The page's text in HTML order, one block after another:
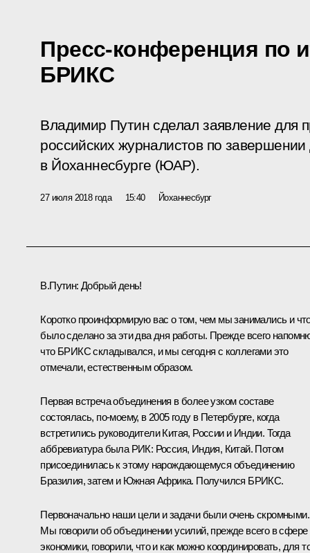
Пресс-конференция по
БРИКС
Владимир Путин сделал заявление для
российских журналистов по
в Йоханнесбурге (ЮАР).
27 июля 2018 года 15:40 Йоханнесбург
В.Путин: Добрый день!
Коротко проинформирую вас о том, чем мы занимались и
было сделано за эти два дня работы. Прежде всего
что БРИКСскладывался, и мы сегодня с коллегами это
отмечали, естественным образом.
Первая встреча объединения в более узком составе
состоялась, по-моему, в 2005 году в Петербурге, когда
встретились руководители Китая, России и Индии. Тогда
аббревиатура была РИК: Россия, Индия, Китай. Потом
присоединилась к этому нарождающемуся объединению
Бразилия, затем и Южная Африка. Получился БРИКС.
Первоначально наши цели и задачи были очень скромными.
Мы говорили об объединении усилий, прежде всего в сфере
экономики, говорили, что и как можно координировать, для